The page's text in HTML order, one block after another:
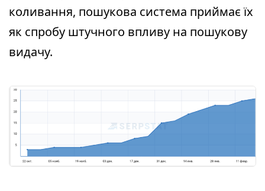
коливання, пошукова система приймає їх
як спробу штучного впливу на пошукову
видачу.